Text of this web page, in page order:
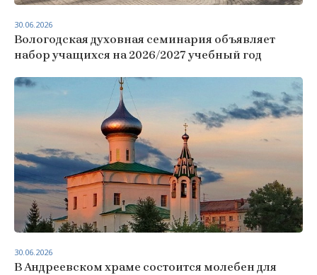
Вологодская духовная семинария объявляет
набор учащихся на 2026/2027 учебный год
30.06.2026
В Андреевском храме состоится молебен для
30.06.2026